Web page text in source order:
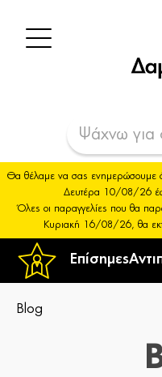
Επίσημες
Θα θέλαμε να σας ενημερώσουμε
Δευτέρα 10/08/26
Όλες οι παραγγελίες που θα
Κυριακή 16/08/26, θα
Blog